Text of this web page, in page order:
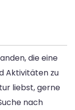
die eine
Aktivitäten zu
liebst, gerne
nach